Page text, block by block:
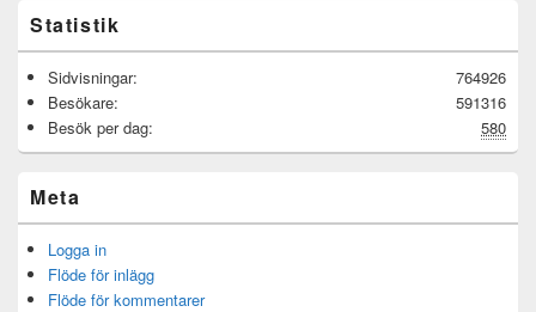
Statistik
764926
Sidvisningar:
591316
Besökare:
580
Besök per dag:
Meta
Logga in
Flöde för inlägg
Flöde för kommentarer